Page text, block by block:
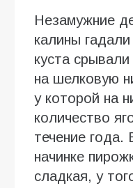
Незамужние
калины
куста
на шелковую
у которой на
количество
течение года.
начинке
сладкая, у